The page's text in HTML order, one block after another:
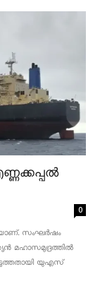
0
സംഘർഷം
മഹാസമുദ്രത്തിൽ
യുഎസ്